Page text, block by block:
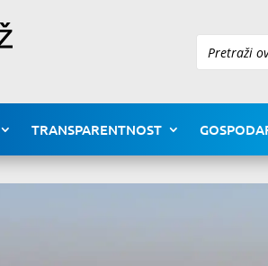
Pretraži
TRANSPARENTNOST